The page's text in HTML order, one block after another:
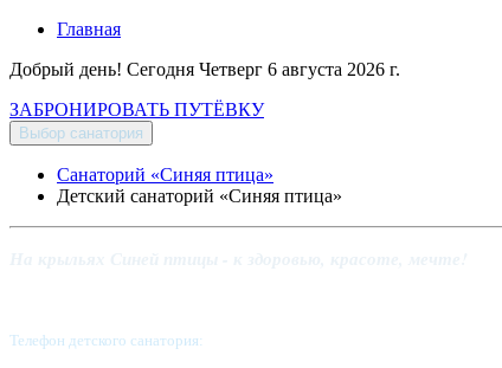
Главная
Добрый день! Сегодня Четверг 6 августа 2026 г.
ЗАБРОНИРОВАТЬ ПУТЁВКУ
Выбор санатория
Санаторий «Синяя птица»
Детский санаторий «Синяя птица»
Телефон детского санатория: